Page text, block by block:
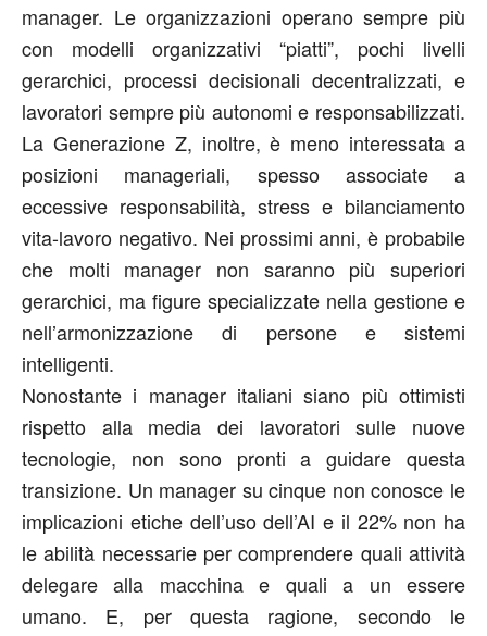
manager. Le organizzazioni operano sempre più
con modelli organizzativi “piatti”, pochi livelli
gerarchici, processi decisionali decentralizzati, e
lavoratori sempre più autonomi e responsabilizzati.
La Generazione Z, inoltre, è meno interessata a
posizioni manageriali, spesso associate a
eccessive responsabilità, stress e bilanciamento
vita-lavoro negativo. Nei prossimi anni, è probabile
che molti manager non saranno più superiori
gerarchici, ma figure specializzate nella gestione e
nell’armonizzazione di persone e sistemi
intelligenti.
Nonostante i manager italiani siano più ottimisti
rispetto alla media dei lavoratori sulle nuove
tecnologie, non sono pronti a guidare questa
transizione. Un manager su cinque non conosce le
implicazioni etiche dell’uso dell’AI e il 22% non ha
le abilità necessarie per comprendere quali attività
delegare alla macchina e quali a un essere
umano. E, per questa ragione, secondo le